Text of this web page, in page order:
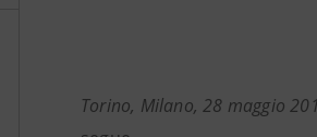
Torino, Milano, 28 maggio